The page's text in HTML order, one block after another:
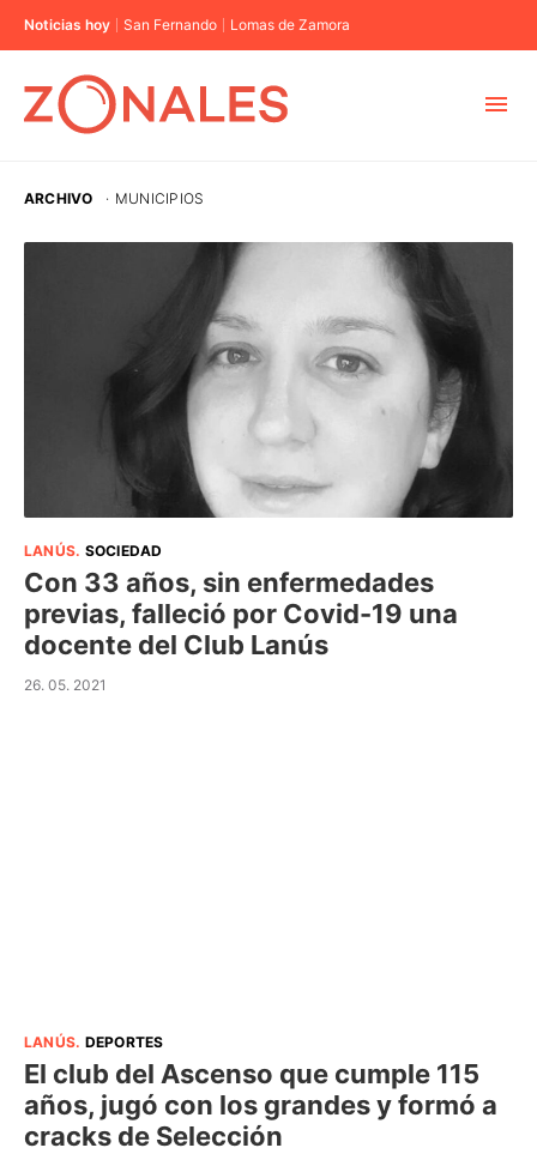
Noticias hoy San Fernando Lomas de Zamora
CABA
ARCHIVO · MUNICIPIOS
LANÚS. SOCIEDAD
Con 33 años, sin enfermedades
previas, falleció por Covid-19 una
docente del Club Lanús
26. 05. 2021
LANÚS. DEPORTES
El club del Ascenso que cumple 115
años, jugó con los grandes y formó a
cracks de Selección